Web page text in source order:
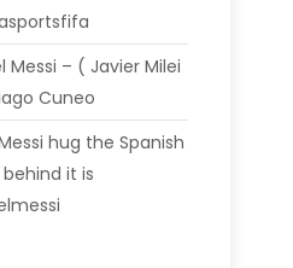
Messi – ( Javier Milei
Cuneo
hug the Spanish
it is